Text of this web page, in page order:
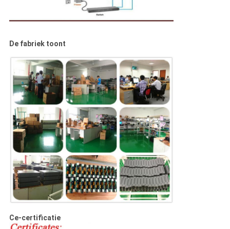
De fabriek toont
Ce-certificatie